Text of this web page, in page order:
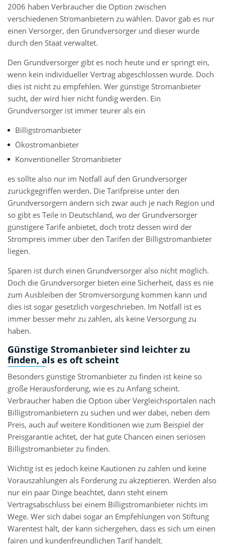
2006 haben Verbraucher die Option zwischen
verschiedenen Stromanbietern zu wählen. Davor gab es nur
einen Versorger, den Grundversorger und dieser wurde
durch den Staat verwaltet.
Den Grundversorger gibt es noch heute und er springt ein,
wenn kein individueller Vertrag abgeschlossen wurde. Doch
dies ist nicht zu empfehlen. Wer günstige Stromanbieter
sucht, der wird hier nicht fündig werden. Ein
Grundversorger ist immer teurer als ein
Billigstromanbieter
Ökostromanbieter
Konventioneller Stromanbieter
es sollte also nur im Notfall auf den Grundversorger
zurückgegriffen werden. Die Tarifpreise unter den
Grundversorgern ändern sich zwar auch je nach Region und
so gibt es Teile in Deutschland, wo der Grundversorger
günstigere Tarife anbietet, doch trotz dessen wird der
Strompreis immer über den Tarifen der Billigstromanbieter
liegen.
Sparen ist durch einen Grundversorger also nicht möglich.
Doch die Grundversorger bieten eine Sicherheit, dass es nie
zum Ausbleiben der Stromversorgung kommen kann und
dies ist sogar gesetzlich vorgeschrieben. Im Notfall ist es
immer besser mehr zu zahlen, als keine Versorgung zu
haben.
Günstige Stromanbieter sind leichter zu
finden, als es oft scheint
Besonders günstige Stromanbieter zu finden ist keine so
große Herausforderung, wie es zu Anfang scheint.
Verbraucher haben die Option über Vergleichsportalen nach
Billigstromanbietern zu suchen und wer dabei, neben dem
Preis, auch auf weitere Konditionen wie zum Beispiel der
Preisgarantie achtet, der hat gute Chancen einen seriösen
Billigstromanbieter zu finden.
Wichtig ist es jedoch keine Kautionen zu zahlen und keine
Vorauszahlungen als Forderung zu akzeptieren. Werden also
nur ein paar Dinge beachtet, dann steht einem
Vertragsabschluss bei einem Billigstromanbieter nichts im
Wege. Wer sich dabei sogar an Empfehlungen von Stiftung
Warentest hält, der kann sichergehen, dass es sich um einen
fairen und kundenfreundlichen Tarif handelt.